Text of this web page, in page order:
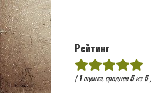
Рейтинг
(1оценка, среднее5из5)